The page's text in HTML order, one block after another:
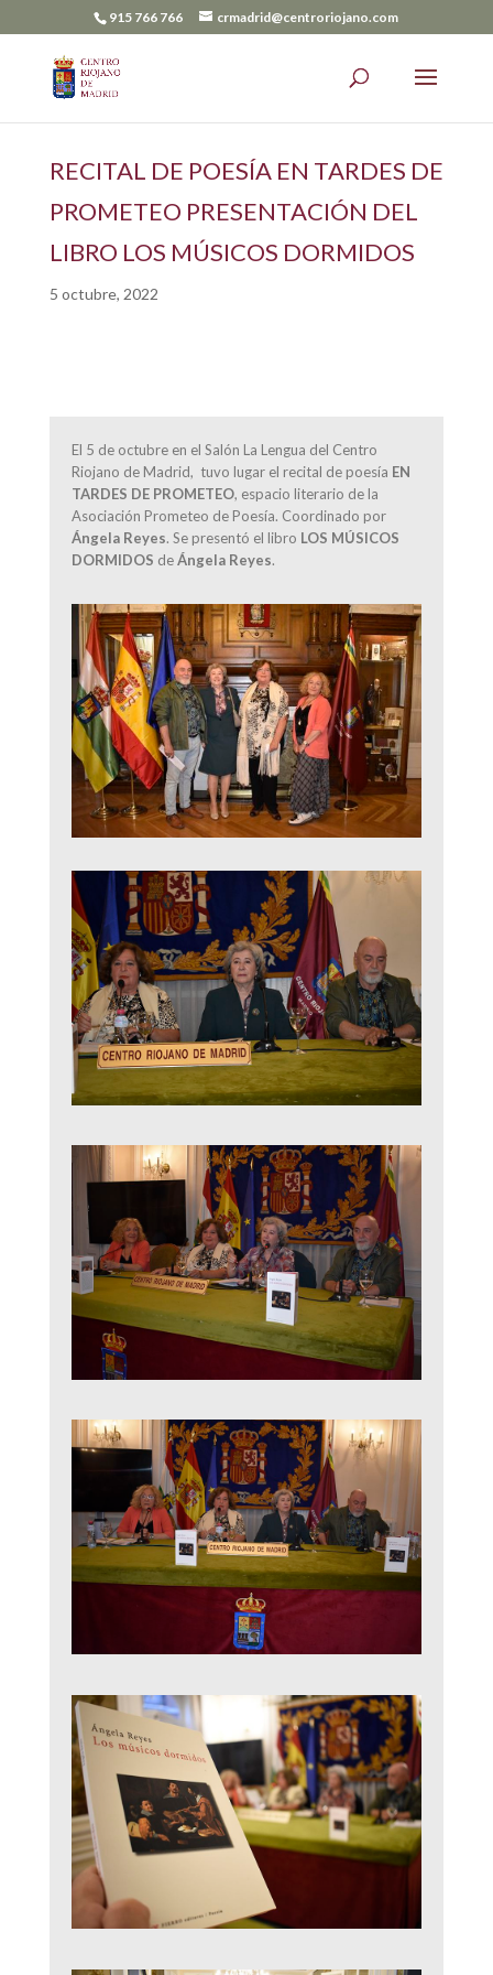
915 766 766 crmadrid@centroriojano.com
RECITAL DE POESÍA EN TARDES DE
PROMETEO PRESENTACIÓN DEL
LIBRO LOS MÚSICOS DORMIDOS
5 octubre, 2022
El 5 de octubre en el Salón La Lengua del Centro
Riojano de Madrid, tuvo lugar el recital de poesía EN
TARDES DE PROMETEO, espacio literario de la
Asociación Prometeo de Poesía. Coordinado por
Ángela Reyes. Se presentó el libro LOS MÚSICOS
DORMIDOS deÁngela Reyes.